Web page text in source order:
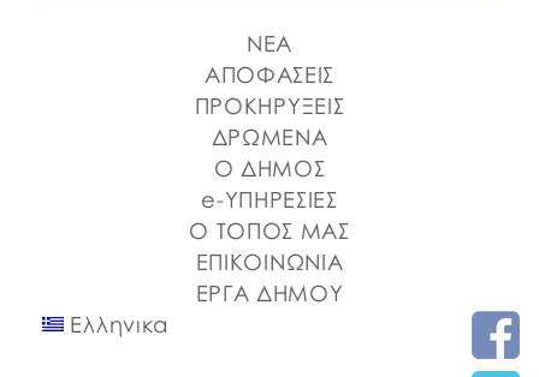
ΝΕΑ
ΑΠΟΦΑΣΕΙΣ
ΠΡΟΚΗΡΥΞΕΙΣ
ΔΡΩΜΕΝΑ
Ο ΔΗΜΟΣ
e-ΥΠΗΡΕΣΙΕΣ
Ο ΤΟΠΟΣ ΜΑΣ
ΕΠΙΚΟΙΝΩΝΙΑ
ΕΡΓΑ ΔΗΜΟΥ
Ελληνικα